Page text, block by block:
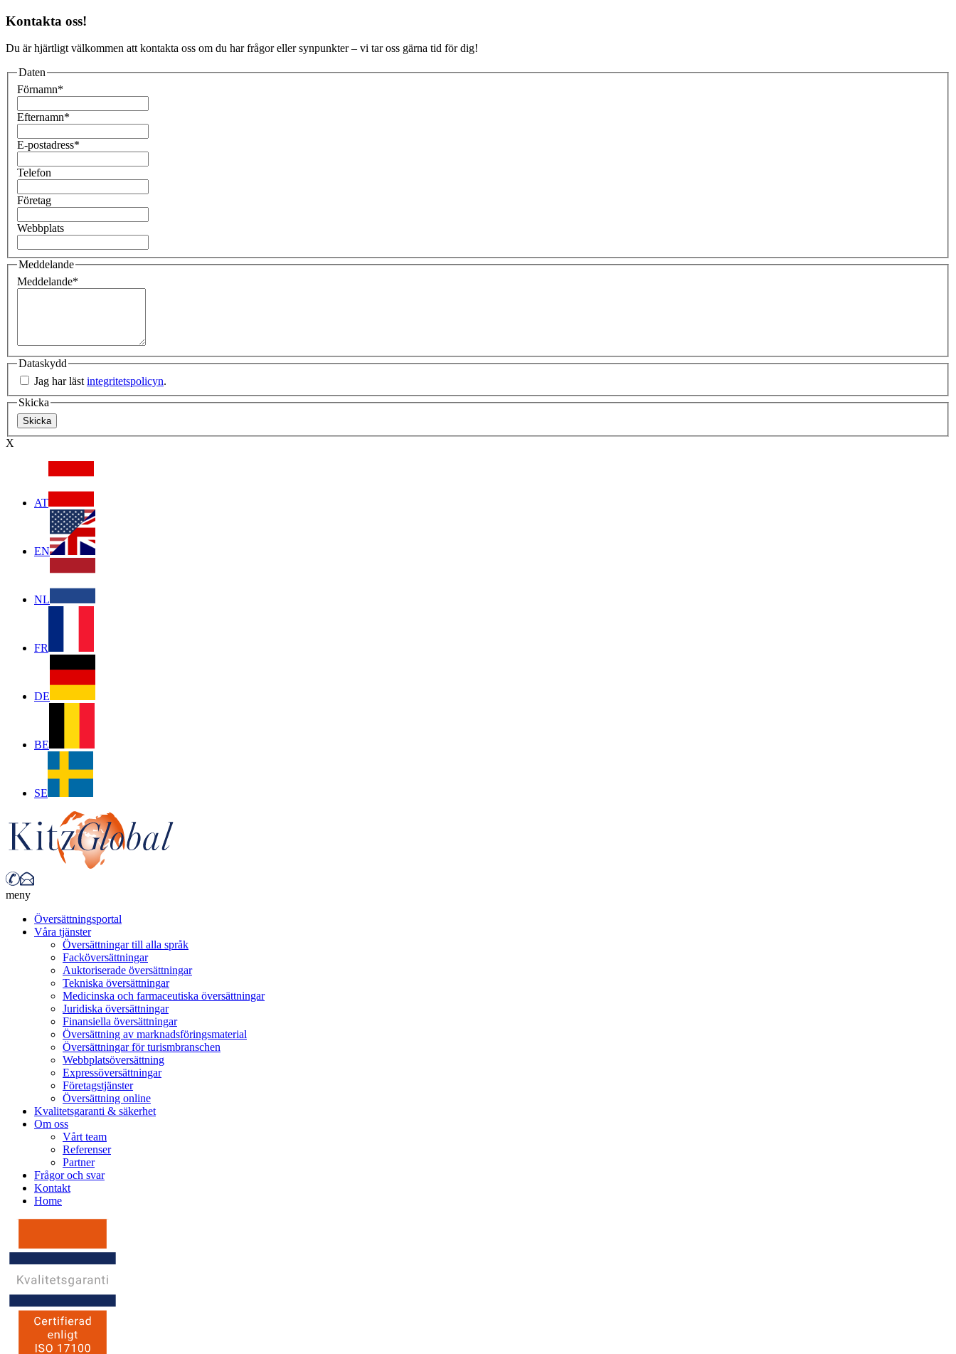
Kontakta oss!
Du är hjärtligt välkommen att kontakta oss om du har frågor eller synpunkter – vi tar oss gärna tid för dig!
Daten
Förnamn*
Efternamn*
E-postadress*
Telefon
Företag
Webbplats
Meddelande
Meddelande*
Dataskydd
Jag har läst integritetspolicyn.
Skicka
X
AT
EN
NL
FR
DE
BE
SE
meny
Översättningsportal
Våra tjänster
Översättningar till alla språk
Facköversättningar
Auktoriserade översättningar
Tekniska översättningar
Medicinska och farmaceutiska översättningar
Juridiska översättningar
Finansiella översättningar
Översättning av marknadsföringsmaterial
Översättningar för turismbranschen
Webbplatsöversättning
Expressöversättningar
Företagstjänster
Översättning online
Kvalitetsgaranti & säkerhet
Om oss
Vårt team
Referenser
Partner
Frågor och svar
Kontakt
Home